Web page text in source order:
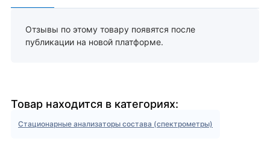
Отзывы по этому товару появятся после
публикации на новой платформе.
Товар находится в категориях:
Стационарные анализаторы состава (спектрометры)